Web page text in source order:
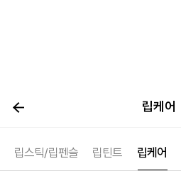
립케어
립스틱/립펜슬 립틴트 립케어